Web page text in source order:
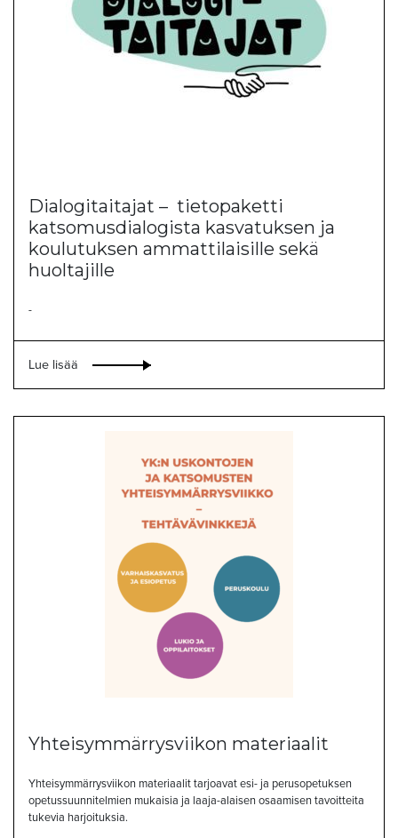
Dialogitaitajat – tietopaketti
katsomusdialogista kasvatuksen ja
koulutuksen ammattilaisille sekä
huoltajille
-
Lue lisää
Yhteisymmärrysviikon materiaalit
Yhteisymmärrysviikon materiaalit tarjoavat esi- ja perusopetuksen
opetussuunnitelmien mukaisia ja laaja-alaisen osaamisen tavoitteita
tukevia harjoituksia.